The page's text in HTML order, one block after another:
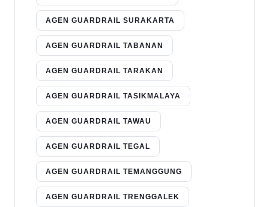
AGEN GUARDRAIL SURAKARTA
AGEN GUARDRAIL TABANAN
AGEN GUARDRAIL TARAKAN
AGEN GUARDRAIL TASIKMALAYA
AGEN GUARDRAIL TAWAU
AGEN GUARDRAIL TEGAL
AGEN GUARDRAIL TEMANGGUNG
AGEN GUARDRAIL TRENGGALEK